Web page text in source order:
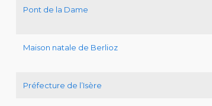
Pont de la Dame
Maison natale de Berlioz
Préfecture de l’Isère